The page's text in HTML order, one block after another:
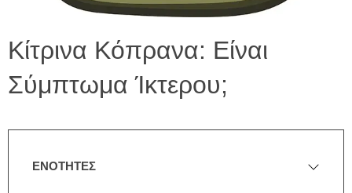
Κίτρινα Κόπρανα: Είναι
Σύμπτωμα Ίκτερου;
ΕΝΟΤΗΤΕΣ